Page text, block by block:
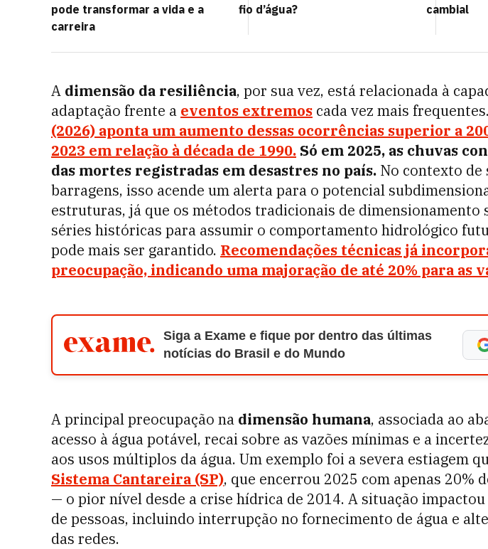
pode transformar a vida e a
carreira
fio d’água?
cambial
A dimensão da resiliência, por sua vez, está relacionada à
adaptação frente a eventos extremos cada vez mais
(2026) aponta um aumento dessas ocorrências superior a
2023 em relação à década de 1990. Só em 2025, as chuvas
das mortes registradas em desastres no país. No contexto de
barragens, isso acende um alerta para o potencial
estruturas, já que os métodos tradicionais de dimensionamento
séries históricas para assumir o comportamento hidrológico
pode mais ser garantido. Recomendações técnicas já
preocupação, indicando uma majoração de até 20% para as
Siga a Exame e fique por dentro das últimas
notícias do Brasil e do Mundo
A principal preocupação na dimensão humana, associada ao
acesso à água potável, recai sobre as vazões mínimas e a
aos usos múltiplos da água. Um exemplo foi a severa estiagem
Sistema Cantareira (SP), que encerrou 2025 com apenas 20%
— o pior nível desde a crise hídrica de 2014. A situação
de pessoas, incluindo interrupção no fornecimento de água e
das redes.